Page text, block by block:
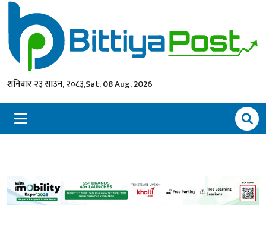
शनिबार २३ साउन, २०८३,Sat, 08 Aug, 2026